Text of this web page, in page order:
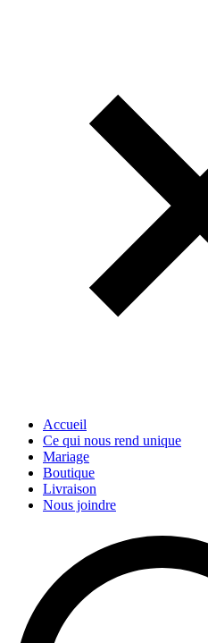
Accueil
Ce qui nous rend unique
Mariage
Boutique
Livraison
Nous joindre